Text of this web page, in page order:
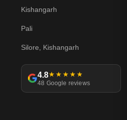
Kishangarh
Pali
Silore, Kishangarh
4.8★★★★★
48 Google reviews